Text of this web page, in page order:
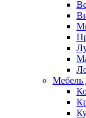
Мебель